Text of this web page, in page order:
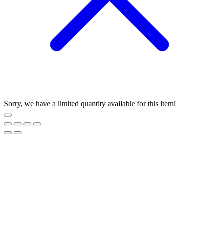
Sorry, we have a limited quantity available for this item!